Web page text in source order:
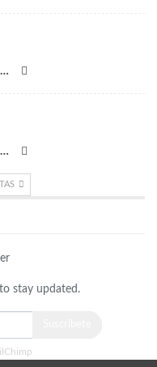
REDACCIÓN QRP
REDACCIÓN QRP
stay updated.